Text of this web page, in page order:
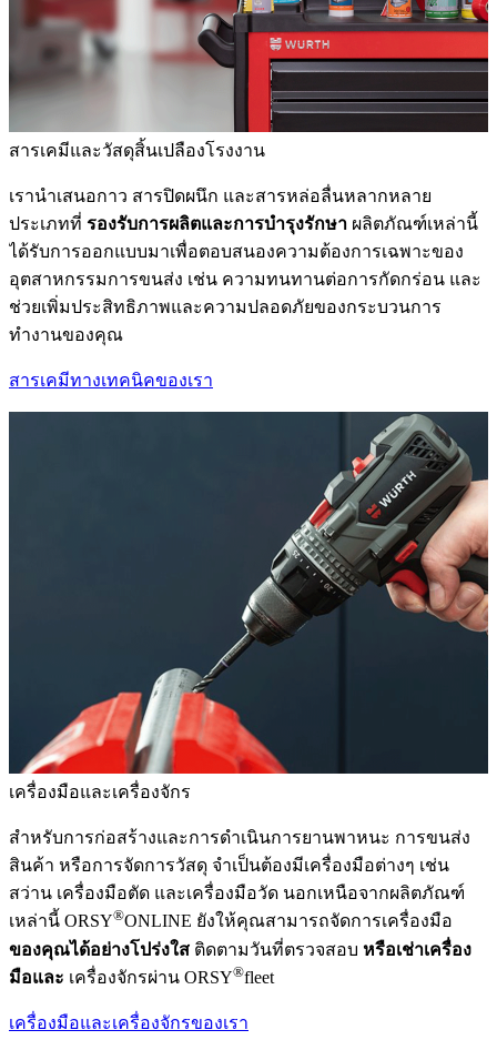
สารเคมีและวัสดุสิ้นเปลืองโรงงาน
เรานำเสนอกาว สารปิดผนึก และสารหล่อลื่นหลากหลาย
ประเภทที่ รองรับการผลิตและการบำรุงรักษา ผลิตภัณฑ์เหล่านี้
ได้รับการออกแบบมาเพื่อตอบสนองความต้องการเฉพาะของ
อุตสาหกรรมการขนส่ง เช่น ความทนทานต่อการกัดกร่อน และ
ช่วยเพิ่มประสิทธิภาพและความปลอดภัยของกระบวนการ
ทำงานของคุณ
สารเคมีทางเทคนิคของเรา
เครื่องมือและเครื่องจักร
สำหรับการก่อสร้างและการดำเนินการยานพาหนะ การขนส่ง
สินค้า หรือการจัดการวัสดุ จำเป็นต้องมีเครื่องมือต่างๆ เช่น
สว่าน เครื่องมือตัด และเครื่องมือวัด นอกเหนือจากผลิตภัณฑ์
เหล่านี้ ORSY®ONLINE ยังให้คุณสามารถจัดการเครื่องมือ
ของคุณได้อย่างโปร่งใส ติดตามวันที่ตรวจสอบ หรือเช่าเครื่อง
มือและ เครื่องจักรผ่าน ORSY®fleet
เครื่องมือและเครื่องจักรของเรา